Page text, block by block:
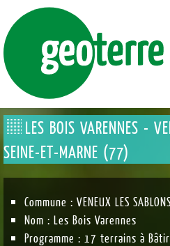
ENSEMBLE, FAÇONNONS
LES BOIS VARENNES -
SEINE-ET-MARNE (77)
Commune : VENEUX LES
Nom : Les Bois Varennes
Programme : 17 terrains à